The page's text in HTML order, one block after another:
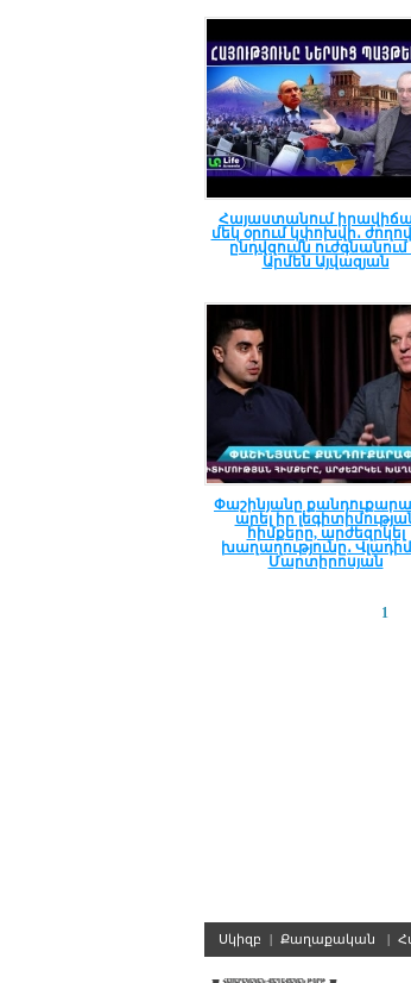
Հայաստանում
մեկ օրում կփոխվի․
ընդվզումն ուժգնանում
Արմեն Այվազյան
Փաշինյանը
արել իր
հիմքերը, արժեզրկել
խաղաղությունը․
Մարտիրոսյան
1
Սկիզբ | Քաղաքական |